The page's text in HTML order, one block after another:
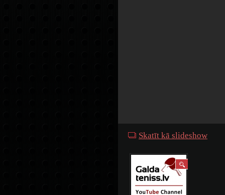
Skatīt kā slideshow